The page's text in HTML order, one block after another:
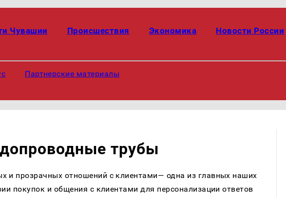
Чувашии Происшествия Экономика Новости России
Партнерские материалы
трубы
и прозрачных отношений с клиентами— одна из главных наших
покупок и общения с клиентами для персонализации ответов